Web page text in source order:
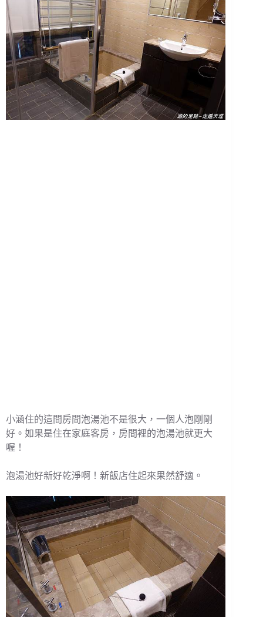
小涵住的這間房間泡湯池不是很大，一個人泡剛剛
好。如果是住在家庭客房，房間裡的泡湯池就更大
喔！
泡湯池好新好乾淨啊！新飯店住起來果然舒適。